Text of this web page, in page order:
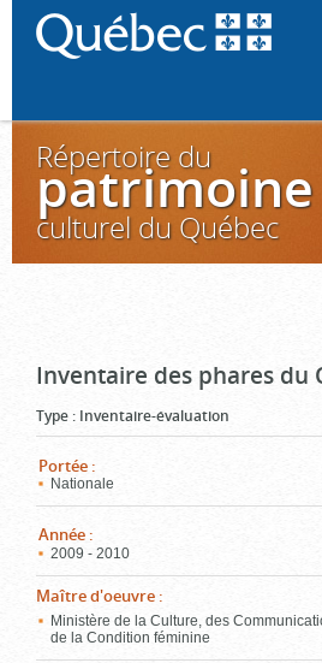
Répertoire du
patrimoine
culturel du Québec
Inventaire des phares du
Type : Inventaire-évaluation
Portée :
Nationale
Année :
2009 - 2010
Maître d'oeuvre :
Ministère de la Culture, des
de la Condition féminine